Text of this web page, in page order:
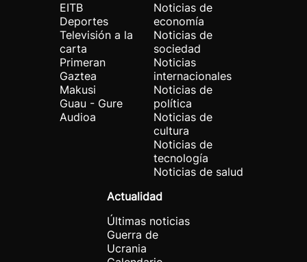
EITB
Deportes
Televisión a la
carta
Primeran
Gaztea
Makusi
Guau - Gure
Audioa
Noticias de
economía
Noticias de
sociedad
Noticias
internacionales
Noticias de
política
Noticias de
cultura
Noticias de
tecnología
Noticias de salud
Actualidad
Últimas noticias
Guerra de
Ucrania